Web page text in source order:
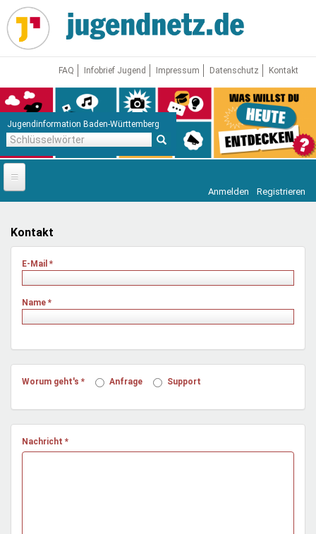
Direkt
zum
Inhalt
FAQ Infobrief Jugend Impressum Datenschutz Kontakt
Jugendinformation Baden-Württemberg
Startseite
News
Jugendnetz
Freizeit & Reisen
Mentoren & Projekte
Demokratie & Beteiligung
Vor Ort
Anmelden Registrieren
Kontakt
E-Mail *
Name *
Worum geht's * Anfrage Support
Nachricht *